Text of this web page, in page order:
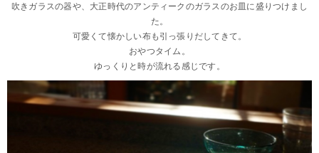
吹きガラスの器や、大正時代のアンティークのガラスのお皿に盛りつけまし
た。
可愛くて懐かしい布も引っ張りだしてきて。
おやつタイム。
ゆっくりと時が流れる感じです。